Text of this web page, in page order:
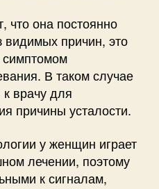
что она постоянно
видимых причин, это
В таком случае
врачу для
причины усталости.
у женщин играет
лечении, поэтому
к сигналам,